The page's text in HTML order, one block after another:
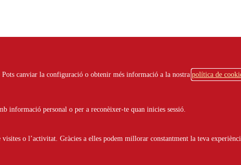
canviar la configuració o obtenir més informació a la nostra política de
informació personal o per a reconèixer-te quan inicies sessió.
o l’activitat. Gràcies a elles podem millorar constantment la teva